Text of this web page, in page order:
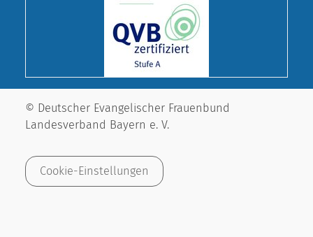
© Deutscher Evangelischer Frauenbund
Landesverband Bayern e. V.
Cookie-Einstellungen